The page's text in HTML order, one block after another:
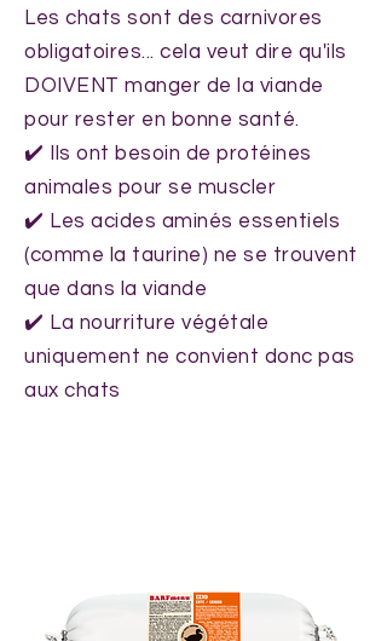
Les chats sont des carnivores
obligatoires... cela veut dire qu'ils
DOIVENT manger de la viande
pour rester en bonne santé.
✔️ Ils ont besoin de protéines
animales pour se muscler
✔️ Les acides aminés essentiels
(comme la taurine) ne se trouvent
que dans la viande
✔️ La nourriture végétale
uniquement ne convient donc pas
aux chats